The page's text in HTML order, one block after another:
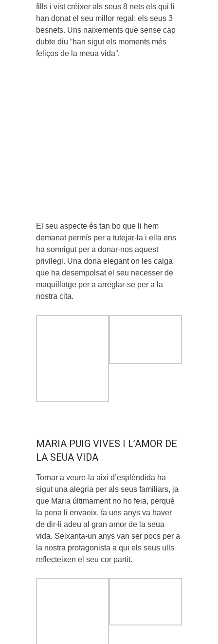
fills i vist créixer als seus 8 nets els qui li
han donat el seu millor regal: els seus 3
besnets. Uns naixements que sense cap
dubte diu “han sigut els moments més
feliços de la meua vida”.
El seu aspecte és tan bo que li hem
demanat permís per a tutejar-la i ella ens
ha somrigut per a donar-nos aquest
privilegi. Una dona elegant on les calga
que ha desempolsat el seu necesser de
maquillatge per a arreglar-se per a la
nostra cita.
MARIA PUIG VIVES I L’AMOR DE
LA SEUA VIDA
Tornar a veure-la així d’esplèndida ha
sigut una alegria per als seus familiars, ja
que Maria últimament no ho feia, perquè
la pena li envaeix, fa uns anys va haver
de dir-li adeu al gran amor de la seua
vida. Seixanta-un anys van ser pocs per a
la nostra protagonista a qui els seus ulls
reflecteixen el seu cor partit.